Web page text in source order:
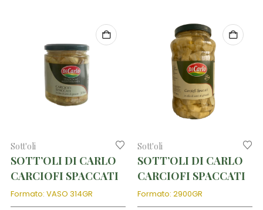
Sott'oli
SOTT’OLI DI CARLO
CARCIOFI SPACCATI
Formato: VASO 314GR
Sott'oli
SOTT’OLI DI CARLO
CARCIOFI SPACCATI
Formato: 2900GR